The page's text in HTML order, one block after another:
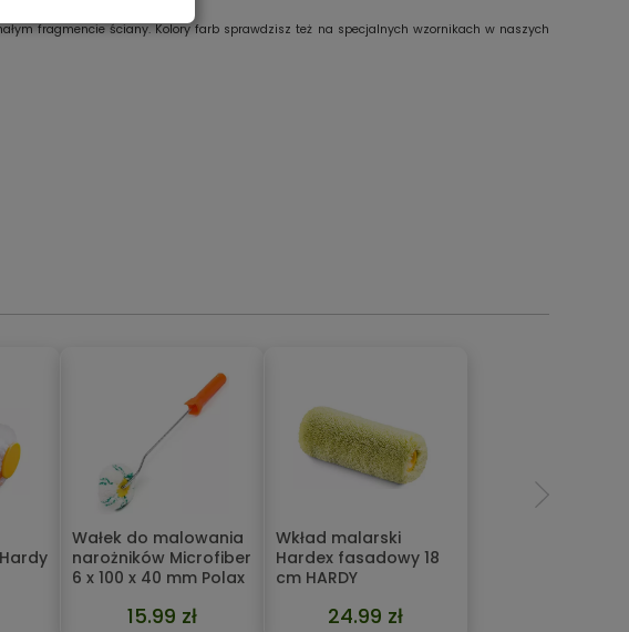
fragmencie ściany. Kolory farb sprawdzisz też na specjalnych wzornikach w naszych
Wałek do malowania
narożników Microfiber
6 x 100 x 40 mm Polax
15.99 zł
Wkład malarski
Hardex fasadowy 18
cm HARDY
24.99 zł